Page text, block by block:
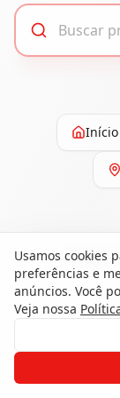
Início
Pisos
de
Usamos cookies
preferências e
anúncios. Você
Veja nossa